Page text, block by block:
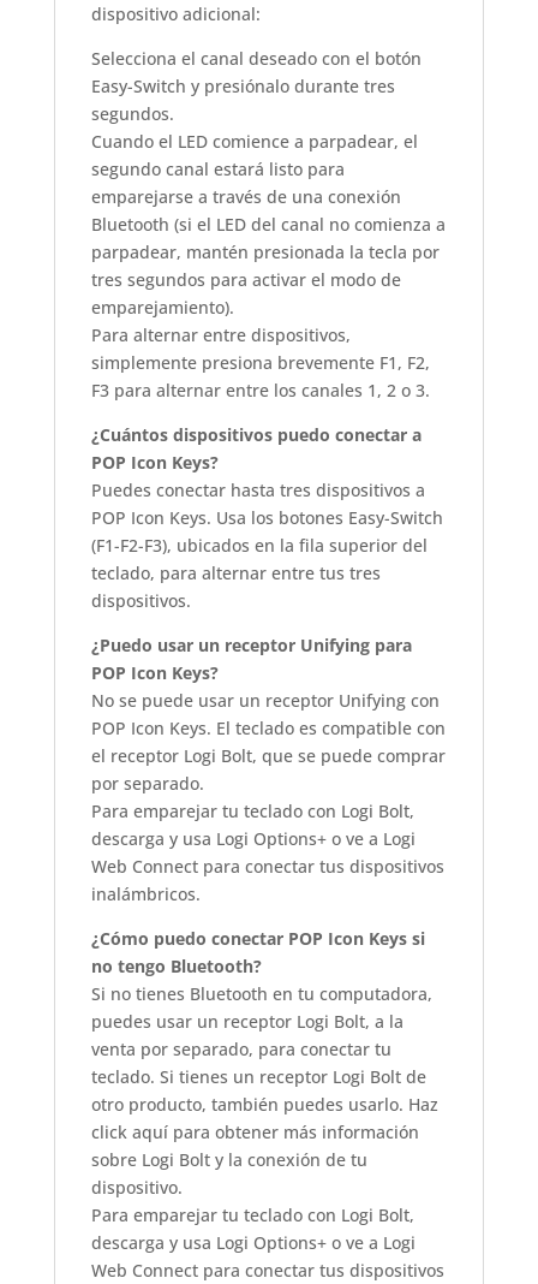
dispositivo adicional:
Selecciona el canal deseado con el botón
Easy-Switch y presiónalo durante tres
segundos.
Cuando el LED comience a parpadear, el
segundo canal estará listo para
emparejarse a través de una conexión
Bluetooth (si el LED del canal no comienza a
parpadear, mantén presionada la tecla por
tres segundos para activar el modo de
emparejamiento).
Para alternar entre dispositivos,
simplemente presiona brevemente F1, F2,
F3 para alternar entre los canales 1, 2 o 3.
¿Cuántos dispositivos puedo conectar a
POP Icon Keys?
Puedes conectar hasta tres dispositivos a
POP Icon Keys. Usa los botones Easy-Switch
(F1-F2-F3), ubicados en la fila superior del
teclado, para alternar entre tus tres
dispositivos.
¿Puedo usar un receptor Unifying para
POP Icon Keys?
No se puede usar un receptor Unifying con
POP Icon Keys. El teclado es compatible con
el receptor Logi Bolt, que se puede comprar
por separado.
Para emparejar tu teclado con Logi Bolt,
descarga y usa Logi Options+ o ve a Logi
Web Connect para conectar tus dispositivos
inalámbricos.
¿Cómo puedo conectar POP Icon Keys si
no tengo Bluetooth?
Si no tienes Bluetooth en tu computadora,
puedes usar un receptor Logi Bolt, a la
venta por separado, para conectar tu
teclado. Si tienes un receptor Logi Bolt de
otro producto, también puedes usarlo. Haz
click aquí para obtener más información
sobre Logi Bolt y la conexión de tu
dispositivo.
Para emparejar tu teclado con Logi Bolt,
descarga y usa Logi Options+ o ve a Logi
Web Connect para conectar tus dispositivos